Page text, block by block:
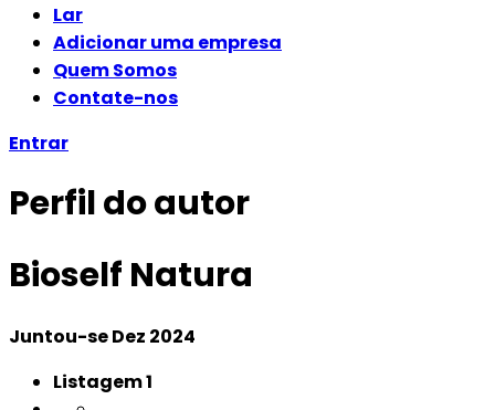
Lar
Adicionar uma empresa
Quem Somos
Contate-nos
Entrar
Perfil do autor
Bioself Natura
Juntou-se Dez 2024
Listagem1